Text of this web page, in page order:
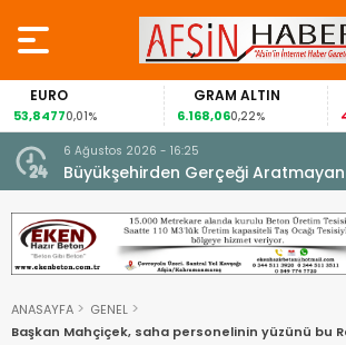
0,01%
GRAM ALTIN
6.168,060,22%
FAİZ
42,31
6 Ağustos 2026 - 16:25
Büyükşehirden Gerçeği Aratmayan
Kurtarma Tatbikatı.
ANASAYFA
GENEL
Başkan Mahçiçek, saha personelinin yüzünü bu